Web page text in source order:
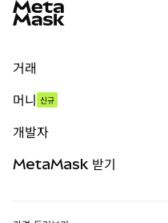
거래
무기한 선물
실물자산
머니 신규
개발자
MetaMask 받기